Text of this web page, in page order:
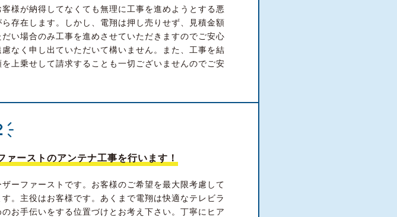
様が納得してなくても無理に工事を進めようとする悪
存在します。しかし、電翔は押し売りせず、見積金額
い場合のみ工事を進めさせていただきますのでご安心
なく申し出ていただいて構いません。また、工事を結
上乗せして請求することも一切ございませんのでご安
ァーストのアンテナ工事を行います！
ーファーストです。お客様のご希望を最大限考慮して
。主役はお客様です。あくまで電翔は快適なテレビラ
お手伝いをする位置づけとお考え下さい。丁寧にヒア